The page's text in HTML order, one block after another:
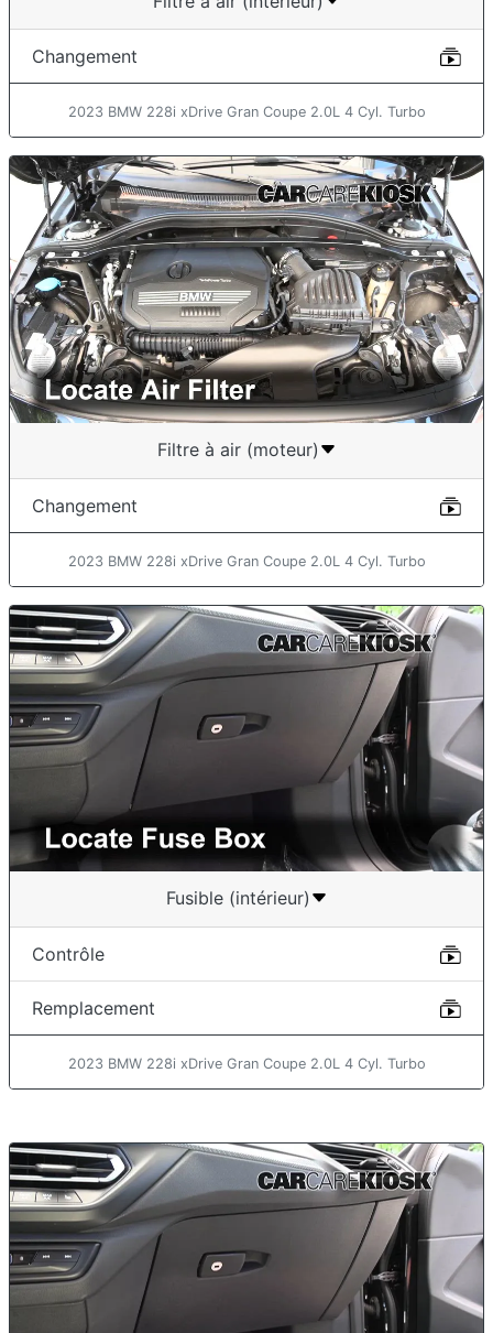
Changement
2023 BMW 228i xDrive Gran Coupe 2.0L 4 Cyl. Turbo
Filtre à air (moteur)
Changement
2023 BMW 228i xDrive Gran Coupe 2.0L 4 Cyl. Turbo
Fusible (intérieur)
Contrôle
Remplacement
2023 BMW 228i xDrive Gran Coupe 2.0L 4 Cyl. Turbo